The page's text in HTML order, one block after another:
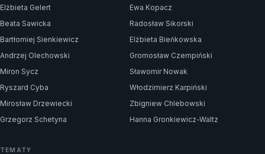
Elżbieta Gelert
Ewa Kopacz
Beata Sawicka
Radosław Sikorski
Bartłomiej Sienkiewicz
Elżbieta Bieńkowska
Andrzej Olechowski
Gromosław Czempiński
Miron Sycz
Sławomir Nowak
Ryszard Cyba
Włodzimierz Karpiński
Mirosław Drzewiecki
Zbigniew Chlebowski
Grzegorz Schetyna
Hanna Gronkiewicz-Waltz
TEMATY